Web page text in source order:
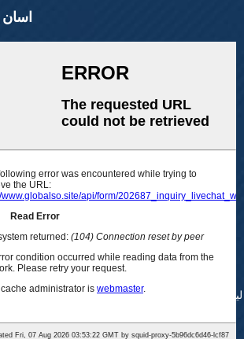
بلڊنگ 49، فومين انڊسٽريل پارڪ، پنگھو
هاڻي پڇا
© ڪاپي رائيٽ - 2010-2025: سڀ حق محفوظ آهن.
لينئر ايڪٽيوٽر
سي اين سي مشيننگ حصا,بال اسڪرو